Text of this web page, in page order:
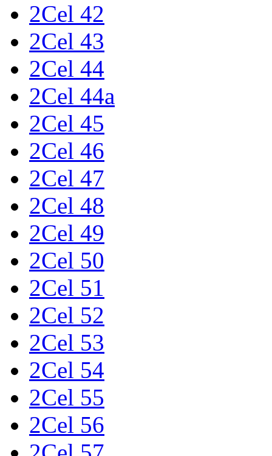
2Cel 42
2Cel 43
2Cel 44
2Cel 44a
2Cel 45
2Cel 46
2Cel 47
2Cel 48
2Cel 49
2Cel 50
2Cel 51
2Cel 52
2Cel 53
2Cel 54
2Cel 55
2Cel 56